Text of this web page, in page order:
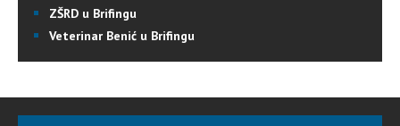
ZŠRD u Brifingu
Veterinar Benić u Brifingu